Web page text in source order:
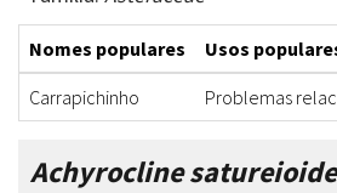
Nomes populares
Usos
Carrapichinho
Problemas
Achyrocline